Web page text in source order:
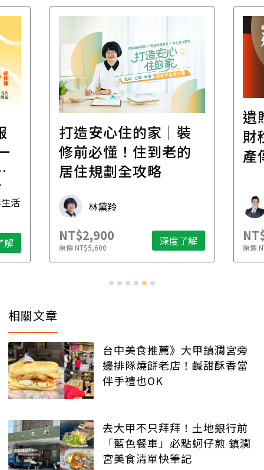
活
解
打造安心住的家｜裝
修前必懂！住到老的
居住規劃全攻略
林黛羚
NT$2,900
原價NT$5,600 深度了解
遺
財
產
原價
相關文章
台中美食推薦》大甲鎮瀾宮旁
邊排隊燒餅老店！鹹甜酥香當
伴手禮也OK
去大甲不只拜拜！土地銀行前
「藍色餐車」必點蚵仔煎 鎮瀾
宮美食清單快筆記